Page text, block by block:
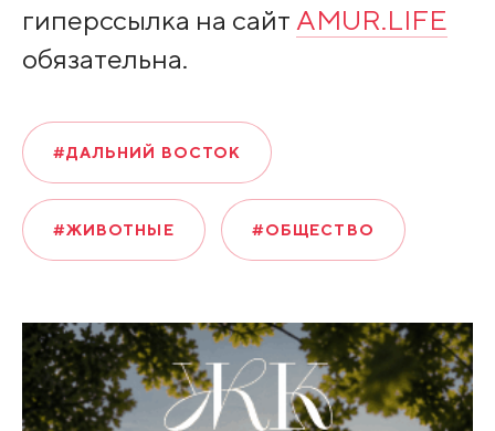
гиперссылка на сайт AMUR.LIFE
обязательна.
#ДАЛЬНИЙ ВОСТОК
#ЖИВОТНЫЕ #ОБЩЕСТВО